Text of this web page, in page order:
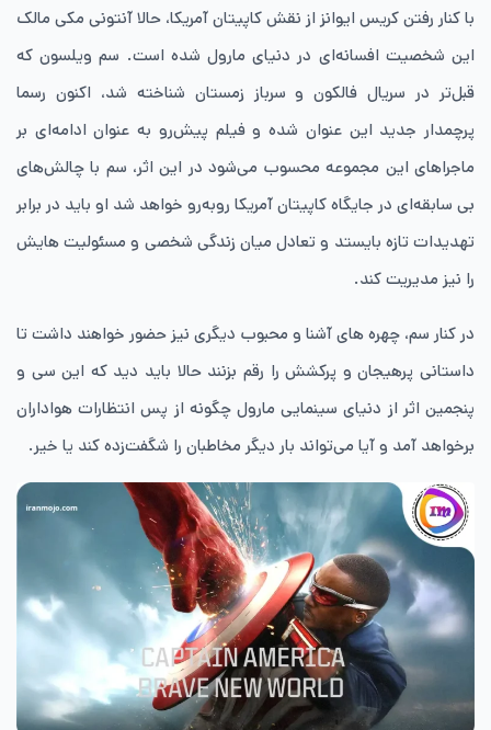
با کنار رفتن کریس ایوانز از نقش کاپیتان آمریکا، حالا آنتونی مکی مالک
این شخصیت افسانه‌ای در دنیای مارول شده است. سم ویلسون که
قبل‌تر در سریال فالکون و سرباز زمستان شناخته شد، اکنون رسما
پرچمدار جدید این عنوان شده و فیلم پیش‌رو به‌ عنوان ادامه‌ای بر
ماجراهای این مجموعه محسوب می‌شود در این اثر، سم با چالش‌های
بی‌ سابقه‌ای در جایگاه کاپیتان آمریکا روبه‌رو خواهد شد او باید در برابر
تهدیدات تازه بایستد و تعادل میان زندگی شخصی و مسئولیت هایش
را نیز مدیریت کند.
در کنار سم، چهره های آشنا و محبوب دیگری نیز حضور خواهند داشت تا
داستانی پرهیجان و پرکشش را رقم بزنند حالا باید دید که این سی و
پنجمین اثر از دنیای سینمایی مارول چگونه از پس انتظارات هواداران
برخواهد آمد و آیا می‌تواند بار دیگر مخاطبان را شگفت‌زده کند یا خیر.